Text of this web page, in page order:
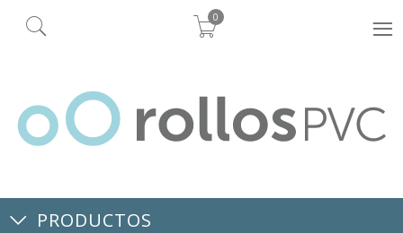
0
PRODUCTOS